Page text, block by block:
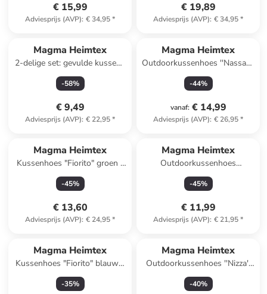
€ 15,99
Adviesprijs (AVP): € 34,95*
€ 19,89
Adviesprijs (AVP): € 34,95*
Magma Heimtex
2-delige set: gevulde kussens
"Fluffy" lichtgroen
-58%
€ 9,49
Adviesprijs (AVP): € 22,95*
Magma Heimtex
Outdoorkussenhoes ''Nassau''
crème/groen - (L)50 x (B)50
cm
-44%
vanaf: € 14,99
Adviesprijs (AVP): € 26,95*
Magma Heimtex
Kussenhoes "Fiorito" groen -
(L)45 x (B)45 cm
-45%
€ 13,60
Adviesprijs (AVP): € 24,95*
Magma Heimtex
Outdoorkussenhoes
''Camping'' oranje/groen -
(L)40 x (B)40 cm
-45%
€ 11,99
Adviesprijs (AVP): € 21,95*
Magma Heimtex
Kussenhoes "Fiorito" blauw -
(L)45 x (B)45 cm
-35%
Magma Heimtex
Outdoorkussenhoes ''Nizza''
meerkleurig - (L)50 x (B)50 cm
-40%